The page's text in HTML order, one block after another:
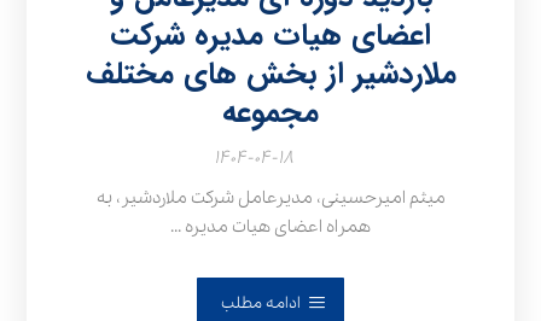
اعضای هیات مدیره شرکت
ملاردشیر از بخش‌ های مختلف
مجموعه
۱۴۰۴-۰۴-۱۸
میثم امیرحسینی، مدیرعامل شرکت ملاردشیر، به
همراه اعضای هیات مدیره ...
ادامه مطلب